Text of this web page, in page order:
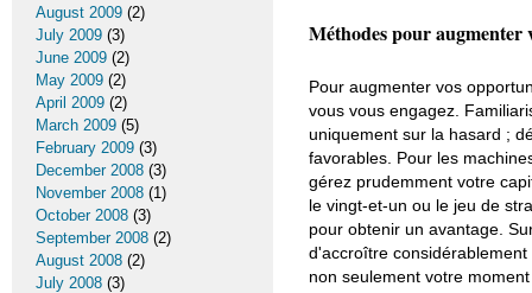
Méthodes pour
Pour augmenter vos
vous vous engagez.
uniquement sur la hasard ;
favorables. Pour les
gérez prudemment votre
le vingt-et-un ou le jeu de
pour obtenir un avantage.
d'accroître
non seulement votre
August 2009 (2)
July 2009 (3)
June 2009 (2)
May 2009 (2)
April 2009 (2)
March 2009 (5)
February 2009 (3)
December 2008 (3)
November 2008 (1)
October 2008 (3)
September 2008 (2)
August 2008 (2)
July 2008 (3)